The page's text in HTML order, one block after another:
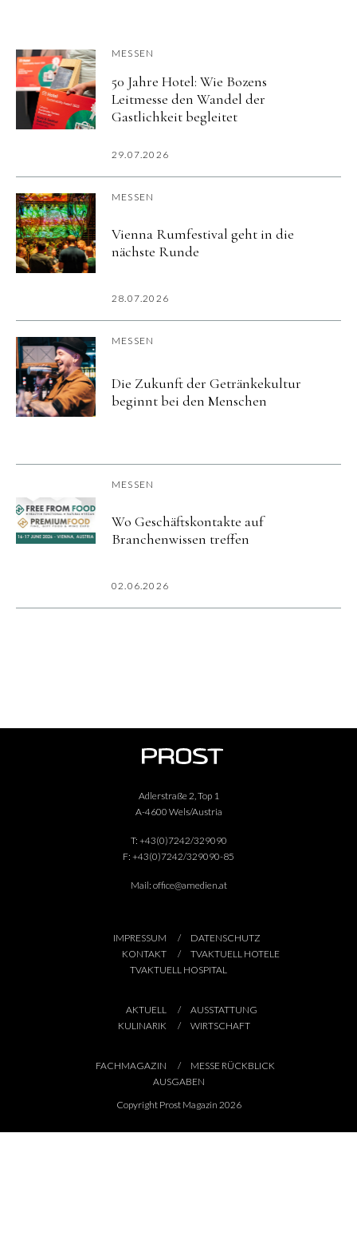
MESSEN
50 Jahre Hotel: Wie Bozens
Leitmesse den Wandel der
Gastlichkeit begleitet
29.07.2026
MESSEN
Vienna Rumfestival geht in die
nächste Runde
28.07.2026
MESSEN
Die Zukunft der Getränkekultur
beginnt bei den Menschen
MESSEN
Wo Geschäftskontakte auf
Branchenwissen treffen
02.06.2026
Adlerstraße 2, Top 1
A-4600 Wels/Austria
T: +43(0)7242/329090
F: +43(0)7242/329090-85
Mail: office@amedien.at
IMPRESSUM
DATENSCHUTZ
KONTAKT
TVAKTUELL HOTELE
TVAKTUELL HOSPITAL
AKTUELL
AUSSTATTUNG
KULINARIK
WIRTSCHAFT
FACHMAGAZIN
MESSE RÜCKBLICK
AUSGABEN
Copyright Prost Magazin 2026